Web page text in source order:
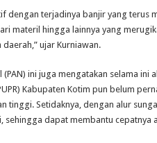
dengan terjadinya banjir yang terus
materil hingga lainnya yang
ujar Kurniawan.
ini juga mengatakan selama ini
Kabupaten Kotim pun belum
tinggi. Setidaknya, dengan alur
sehingga dapat membantu cepatnya